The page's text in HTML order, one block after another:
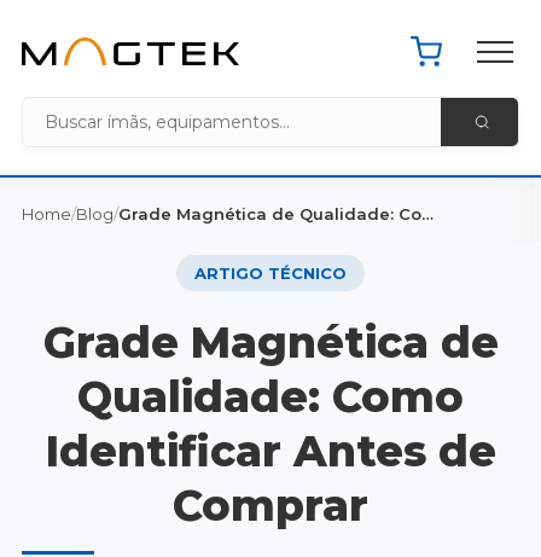
Pacote de
Home/Blog/ Grade Magnética de Qualidade: Como Identificar Antes de Comprar
ARTIGO TÉCNICO
Grade Magnética de
Qualidade: Como
Identificar Antes de
Comprar